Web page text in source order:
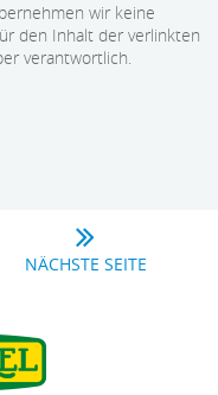
wir keine
den Inhalt der verlinkten
verantwortlich.
NÄCHSTE SEITE